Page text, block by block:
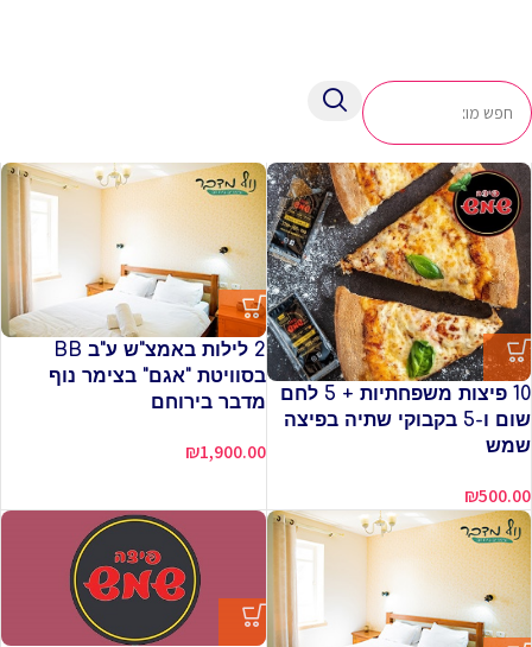
10 פיצות משפחתיות + 5 לחם
שום ו-5 בקבוקי שתיה בפיצה
שמש
₪500.00
2 לילות באמצ"ש ע"ב BB
בסוויטת "אגם" בצימר נוף
מדבר בירוחם
₪1,900.00